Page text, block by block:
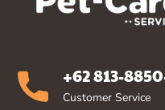
+62 813-
Customer Service